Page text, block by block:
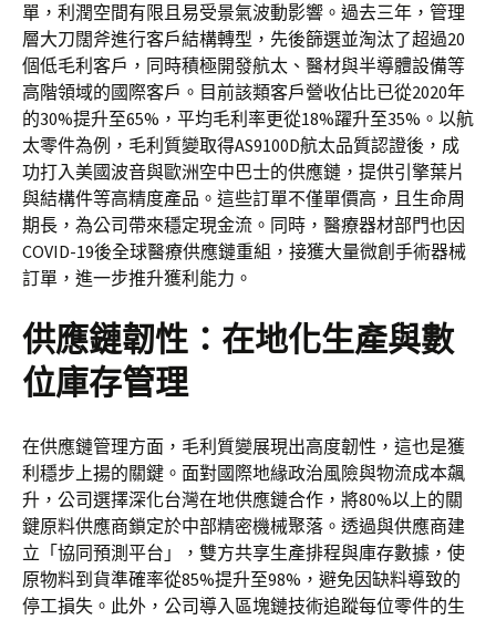
單，利潤空間有限且易受景氣波動影響。過去三年，管理
層大刀闊斧進行客戶結構轉型，先後篩選並淘汰了超過20
個低毛利客戶，同時積極開發航太、醫材與半導體設備等
高階領域的國際客戶。目前該類客戶營收佔比已從2020年
的30%提升至65%，平均毛利率更從18%躍升至35%。以航
太零件為例，毛利質變取得AS9100D航太品質認證後，成
功打入美國波音與歐洲空中巴士的供應鏈，提供引擎葉片
與結構件等高精度產品。這些訂單不僅單價高，且生命周
期長，為公司帶來穩定現金流。同時，醫療器材部門也因
COVID-19後全球醫療供應鏈重組，接獲大量微創手術器械
訂單，進一步推升獲利能力。
供應鏈韌性：在地化生產與數
位庫存管理
在供應鏈管理方面，毛利質變展現出高度韌性，這也是獲
利穩步上揚的關鍵。面對國際地緣政治風險與物流成本飆
升，公司選擇深化台灣在地供應鏈合作，將80%以上的關
鍵原料供應商鎖定於中部精密機械聚落。透過與供應商建
立「協同預測平台」，雙方共享生產排程與庫存數據，使
原物料到貨準確率從85%提升至98%，避免因缺料導致的
停工損失。此外，公司導入區塊鏈技術追蹤每位零件的生